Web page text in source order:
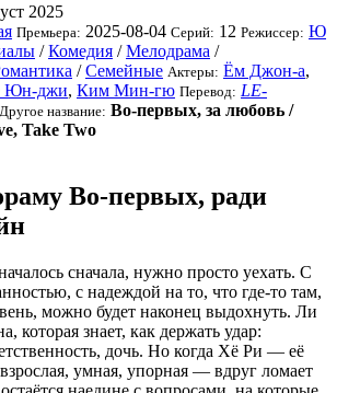
2025
Премьера: 2025-08-04 Серий: 12 Режиссер: Ю
/Комедия /Мелодрама /
/Семейные Актеры: Ём Джон-а,
Юн-джи, Ким Мин-гю Перевод: LE-
Другое название: Во-первых, за любовь /
Take Two
Во-первых, ради
сначала, нужно просто уехать. С
с надеждой на то, что где-то там,
можно будет наконец выдохнуть. Ли
знает, как держать удар:
дочь. Но когда Хё Ри — её
умная, упорная — вдруг ломает